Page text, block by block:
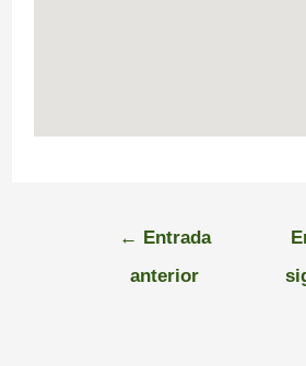
← Entrada
anterior